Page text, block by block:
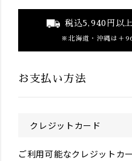
税込5,940円以
北海道・沖縄は＋
お支払い方法
クレジットカード
ご利用可能なクレジットカ